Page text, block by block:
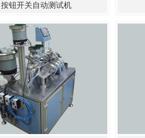
按钮开关自动测试机